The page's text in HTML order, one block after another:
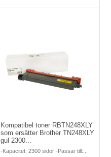
Kompatibel toner RBTN248XLY
som ersätter Brother TN248XLY
gul 2300...
-Kapacitet: 2300 sidor -Passar till:...